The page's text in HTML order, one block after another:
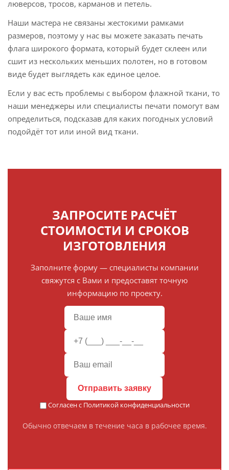
люверсов, тросов, карманов и петель.
Наши мастера не связаны жестокими рамками
размеров, поэтому у нас вы можете заказать печать
флага широкого формата, который будет склеен или
сшит из нескольких меньших полотен, но в готовом
виде будет выглядеть как единое целое.
Если у вас есть проблемы с выбором флажной ткани, то
наши менеджеры или специалисты печати помогут вам
определиться, подсказав для каких погодных условий
подойдёт тот или иной вид ткани.
ЗАПРОСИТЕ РАСЧЁТ
СТОИМОСТИ И СРОКОВ
ИЗГОТОВЛЕНИЯ
Заполните форму — специалисты компании
свяжутся с Вами и предоставят точную
информацию по проекту.
Отправить заявку
Согласен с Политикой конфиденциальности
Обычно отвечаем в течение часа в рабочее время.